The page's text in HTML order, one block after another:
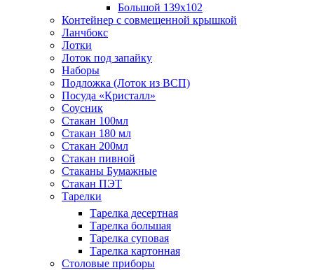
Большой 139х102
Контейнер с совмещенной крышкой
Ланчбокс
Лотки
Лоток под запайку
Наборы
Подложка (Лоток из ВСП)
Посуда «Кристалл»
Соусник
Стакан 100мл
Стакан 180 мл
Стакан 200мл
Стакан пивной
Стаканы Бумажные
Стакан ПЭТ
Тарелки
Тарелка десертная
Тарелка большая
Тарелка суповая
Тарелка картонная
Столовые приборы